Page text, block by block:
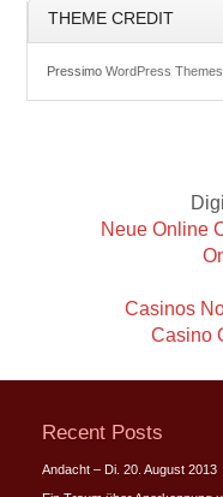
THEME CREDIT
PressimoWordPress Themes
Neue Online
Casinos
Casino
Recent Posts
Andacht – Di. 20. August 2013